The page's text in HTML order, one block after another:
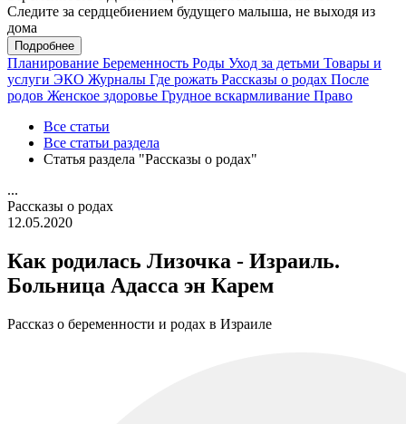
Следите за сердцебиением будущего малыша, не выходя из
дома
Подробнее
Планирование Беременность Роды Уход за детьми Товары и
услуги ЭКО Журналы Где рожать Рассказы о родах После
родов Женское здоровье Грудное вскармливание Право
Все статьи
Все статьи раздела
Статья раздела "Рассказы о родах"
...
Рассказы о родах
12.05.2020
Как родилась Лизочка - Израиль.
Больница Адасса эн Карем
Рассказ о беременности и родах в Израиле